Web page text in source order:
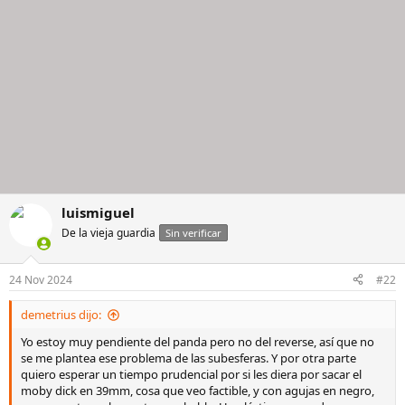
luismiguel
De la vieja guardia Sin verificar
24 Nov 2024 #22
demetrius dijo:
Yo estoy muy pendiente del panda pero no del reverse, así que no
se me plantea ese problema de las subesferas. Y por otra parte
quiero esperar un tiempo prudencial por si les diera por sacar el
moby dick en 39mm, cosa que veo factible, y con agujas en negro,